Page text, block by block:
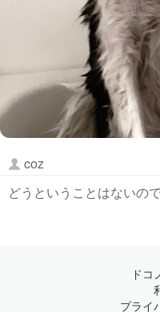
coz
どうということはないの
ドコ
プライ